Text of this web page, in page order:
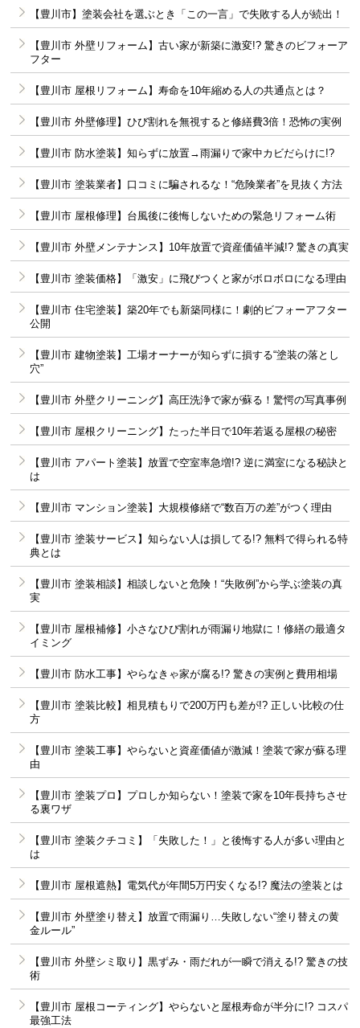
【豊川市】塗装会社を選ぶとき「この一言」で失敗する人が続出！
【豊川市 外壁リフォーム】古い家が新築に激変!? 驚きのビフォーア
フター
【豊川市 屋根リフォーム】寿命を10年縮める人の共通点とは？
【豊川市 外壁修理】ひび割れを無視すると修繕費3倍！恐怖の実例
【豊川市 防水塗装】知らずに放置→雨漏りで家中カビだらけに!?
【豊川市 塗装業者】口コミに騙されるな！“危険業者”を見抜く方法
【豊川市 屋根修理】台風後に後悔しないための緊急リフォーム術
【豊川市 外壁メンテナンス】10年放置で資産価値半減!? 驚きの真実
【豊川市 塗装価格】「激安」に飛びつくと家がボロボロになる理由
【豊川市 住宅塗装】築20年でも新築同様に！劇的ビフォーアフター
公開
【豊川市 建物塗装】工場オーナーが知らずに損する“塗装の落とし
穴”
【豊川市 外壁クリーニング】高圧洗浄で家が蘇る！驚愕の写真事例
【豊川市 屋根クリーニング】たった半日で10年若返る屋根の秘密
【豊川市 アパート塗装】放置で空室率急増!? 逆に満室になる秘訣と
は
【豊川市 マンション塗装】大規模修繕で“数百万の差”がつく理由
【豊川市 塗装サービス】知らない人は損してる!? 無料で得られる特
典とは
【豊川市 塗装相談】相談しないと危険！“失敗例”から学ぶ塗装の真
実
【豊川市 屋根補修】小さなひび割れが雨漏り地獄に！修繕の最適タ
イミング
【豊川市 防水工事】やらなきゃ家が腐る!? 驚きの実例と費用相場
【豊川市 塗装比較】相見積もりで200万円も差が!? 正しい比較の仕
方
【豊川市 塗装工事】やらないと資産価値が激減！塗装で家が蘇る理
由
【豊川市 塗装プロ】プロしか知らない！塗装で家を10年長持ちさせ
る裏ワザ
【豊川市 塗装クチコミ】「失敗した！」と後悔する人が多い理由と
は
【豊川市 屋根遮熱】電気代が年間5万円安くなる!? 魔法の塗装とは
【豊川市 外壁塗り替え】放置で雨漏り…失敗しない“塗り替えの黄
金ルール”
【豊川市 外壁シミ取り】黒ずみ・雨だれが一瞬で消える!? 驚きの技
術
【豊川市 屋根コーティング】やらないと屋根寿命が半分に!? コスパ
最強工法